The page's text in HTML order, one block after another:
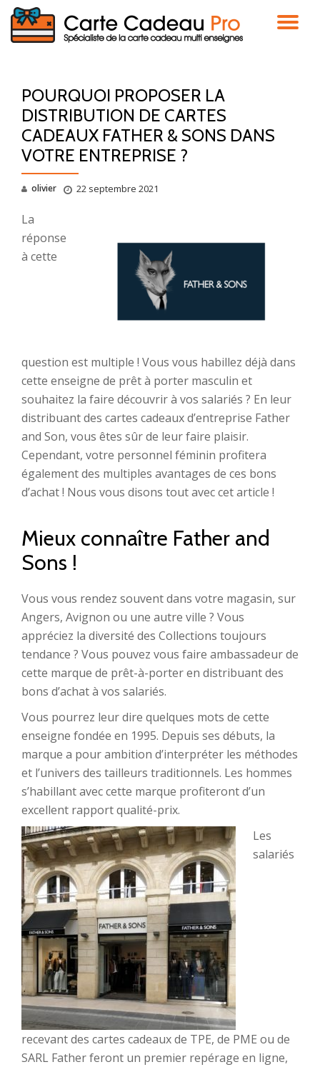
Aller
POURQUOI PROPOSER LA
DISTRIBUTION DE CARTES
CADEAUX FATHER & SONS DANS
VOTRE ENTREPRISE ?
olivier 22 septembre 2021
La
réponse
à cette
question est multiple ! Vous vous habillez déjà dans
cette enseigne de prêt à porter masculin et
souhaitez la faire découvrir à vos salariés ? En leur
distribuant des cartes cadeaux d’entreprise Father
and Son, vous êtes sûr de leur faire plaisir.
Cependant, votre personnel féminin profitera
également des multiples avantages de ces bons
d’achat ! Nous vous disons tout avec cet article !
Mieux connaître Father and
Sons !
Vous vous rendez souvent dans votre magasin, sur
Angers, Avignon ou une autre ville ? Vous
appréciez la diversité des Collections toujours
tendance ? Vous pouvez vous faire ambassadeur de
cette marque de prêt-à-porter en distribuant des
bons d’achat à vos salariés.
Vous pourrez leur dire quelques mots de cette
enseigne fondée en 1995. Depuis ses débuts, la
marque a pour ambition d’interpréter les méthodes
et l’univers des tailleurs traditionnels. Les hommes
s’habillant avec cette marque profiteront d’un
excellent rapport qualité-prix.
Les
salariés
recevant des cartes cadeaux de TPE, de PME ou de
SARL Father feront un premier repérage en ligne,